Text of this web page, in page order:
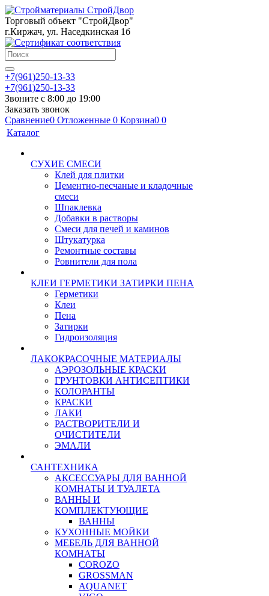
Торговый объект "СтройДвор"
г.Киржач, ул. Наседкинская 1б
+7(961)250-13-33
+7(961)250-13-33
Звоните с 8:00 до 19:00
Заказать звонок
Сравнение0 Отложенные 0 Корзина0 0
Каталог
СУХИЕ СМЕСИ
Клей для плитки
Цементно-песчаные и кладочные
смеси
Шпаклевка
Добавки в растворы
Смеси для печей и каминов
Штукатурка
Ремонтные составы
Ровнители для пола
КЛЕИ ГЕРМЕТИКИ ЗАТИРКИ ПЕНА
Герметики
Клеи
Пена
Затирки
Гидроизоляция
ЛАКОКРАСОЧНЫЕ МАТЕРИАЛЫ
АЭРОЗОЛЬНЫЕ КРАСКИ
ГРУНТОВКИ АНТИСЕПТИКИ
КОЛОРАНТЫ
КРАСКИ
ЛАКИ
РАСТВОРИТЕЛИ И
ОЧИСТИТЕЛИ
ЭМАЛИ
САНТЕХНИКА
АКСЕССУАРЫ ДЛЯ ВАННОЙ
КОМНАТЫ И ТУАЛЕТА
ВАННЫ И
КОМПЛЕКТУЮЩИЕ
ВАННЫ
КУХОННЫЕ МОЙКИ
МЕБЕЛЬ ДЛЯ ВАННОЙ
КОМНАТЫ
COROZO
GROSSMAN
AQUANET